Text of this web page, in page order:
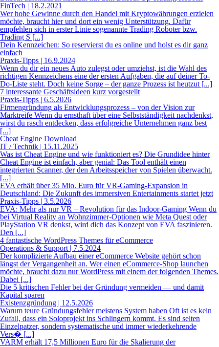
FinTech | 18.2.2021
Wer hohe Gewinne durch den Handel mit Kryptowährungen erzielen
möchte, braucht hier und dort ein wenig Unterstützung. Dafür
empfehlen sich in erster Linie sogenannte Trading Roboter bzw.
Trading S [...]
Dein Kennzeichen: So reservierst du es online und holst es dir ganz
einfach
Praxis-Tipps | 16.9.2024
Wenn du dir ein neues Auto zulegst oder umziehst, ist die Wahl des
richtigen Kennzeichens eine der ersten Aufgaben, die auf deiner To-
Do-Liste steht. Doch keine Sorge – der ganze Prozess ist heutzut [...]
7 interessante Geschäftsideen kurz vorgestellt
Praxis-Tipps | 6.5.2026
Firmengründung als Entwicklungsprozess – von der Vision zur
Marktreife Wenn du ernsthaft über eine Selbstständigkeit nachdenkst,
wirst du rasch entdecken, dass erfolgreiche Unternehmen ganz best
[...]
Cheat Engine Download
IT / Technik | 15.11.2025
Was ist Cheat Engine und wie funktioniert es? Die Grundidee hinter
Cheat Engine ist einfach, aber genial: Das Tool enthält einen
integrierten Scanner, der den Arbeitsspeicher von Spielen überwacht.
[...]
EVA erhält über 35 Mio. Euro für VR-Gaming-Expansion in
Deutschland: Die Zukunft des immersiven Entertainments startet jetzt
Praxis-Tipps | 3.5.2026
EVA: Mehr als nur VR – Revolution für das Indoor-Gaming Wenn du
bei Virtual Reality an Wohnzimmer-Optionen wie Meta Quest oder
PlayStation VR denkst, wird dich das Konzept von EVA faszinieren.
Den [...]
4 fantastische WordPress Themes für eCommerce
Operations & Support | 7.5.2024
Der komplizierte Aufbau einer eCommerce Website gehört schon
längst der Vergangenheit an. Wer einen eCommerce-Shop launchen
möchte, braucht dazu nur WordPress mit einem der folgenden Themes.
Dabei [...]
Die 5 kritischen Fehler bei der Gründung vermeiden — und damit
Kapital sparen
Existenzgründung | 12.5.2026
Warum teure Gründungsfehler meistens System haben Oft ist es kein
Zufall, dass ein Soloprojekt ins Schlingern kommt. Es sind selten
Einzelpatzer, sondern systematische und immer wiederkehrende
Vers� [...]
VARM erhält 17,5 Millionen Euro für die Skalierung der